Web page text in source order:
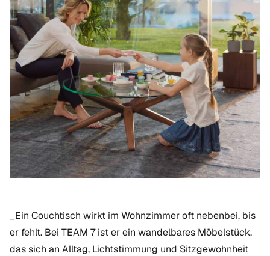
_Ein Couchtisch wirkt im Wohnzimmer oft nebenbei, bis
er fehlt. Bei TEAM 7 ist er ein wandelbares Möbelstück,
das sich an Alltag, Lichtstimmung und Sitzgewohnheit